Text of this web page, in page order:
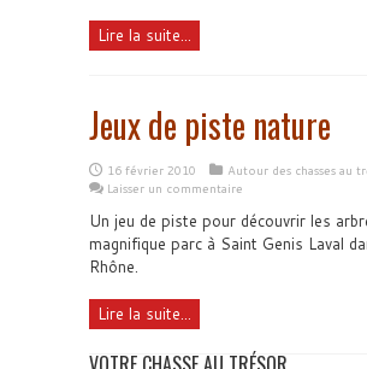
Lire la suite...
Jeux de piste nature
16 février 2010
Autour des chasses au
Laisser un commentaire
Un jeu de piste pour découvrir les
magnifique parc à Saint Genis Laval
Rhône.
Lire la suite...